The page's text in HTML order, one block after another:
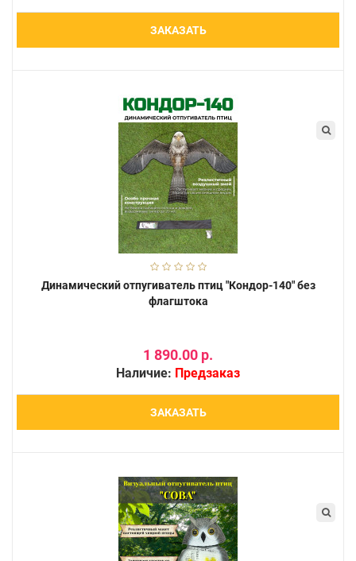
ЗАКАЗАТЬ
Динамический отпугиватель птиц "Кондор-140" без
флагштока
1 890.00 р.
Наличие: Предзаказ
ЗАКАЗАТЬ